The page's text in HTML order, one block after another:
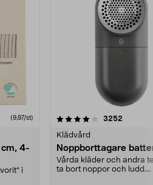
(9,97/st)
4-
i
3252
Klädvård
Noppborttagare
Vårda kläder och andra
ta bort noppor och ludd.
4.5av 5 stjärnor